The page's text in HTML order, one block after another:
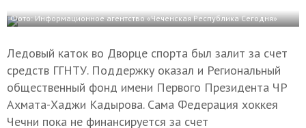
Фото: Информационное агентство «Чеченская Республика Сегодня»
Ледовый каток во Дворце спорта был залит за счет
средств ГГНТУ. Поддержку оказал и Региональный
общественный фонд имени Первого Президента ЧР
Ахмата-Хаджи Кадырова. Сама Федерация хоккея
Чечни пока не финансируется за счет